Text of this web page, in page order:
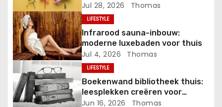
i
g
a
t
i
Jul 28, 2026 Thomas
LIFESTYLE
Infrarood sauna-inbouw:
moderne luxebaden voor thuis
Jul 4, 2026 Thomas
LIFESTYLE
Boekenwand bibliotheek thuis:
leesplekken creëren voor
zomerdagen
Jun 16, 2026 Thomas